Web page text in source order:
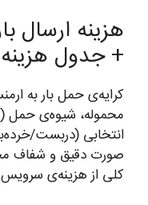
هزینه ارسال
+ جدول
کرایه‌ی حمل بار به
محموله، شیوه‌ی حمل
انتخابی (دربست/
صورت دقیق و شفاف
کلی از هزینه‌ی